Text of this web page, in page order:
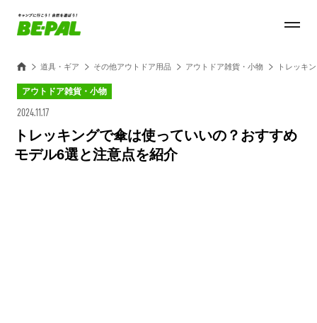
道具・ギア その他アウトドア用品 アウトドア雑貨・小物 トレッキ
アウトドア雑貨・小物
2024.11.17
トレッキングで傘は使っていいの？おすすめ
モデル6選と注意点を紹介